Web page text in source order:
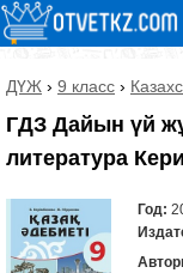
ДҮЖ › 9 класс ›
ГДЗ Дайын үй
литература
Год: